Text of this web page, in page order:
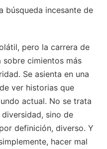
búsqueda incesante de
pero la carrera de
cimientos más
Se asienta en una
ver historias que
actual. No se trata
sino de
definición, diverso. Y
hacer mal